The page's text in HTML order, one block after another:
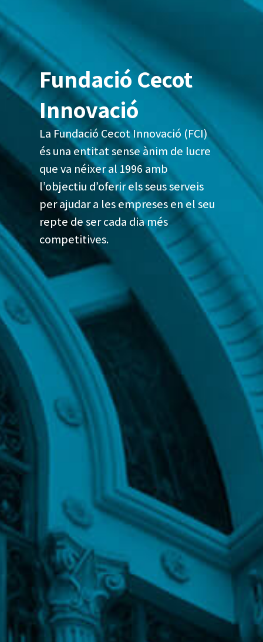
Fundació Cecot
Innovació
La Fundació Cecot Innovació (FCI)
és una entitat sense ànim de lucre
que va néixer al 1996 amb
l’objectiu d’oferir els seus serveis
per ajudar a les empreses en el seu
repte de ser cada dia més
competitives.